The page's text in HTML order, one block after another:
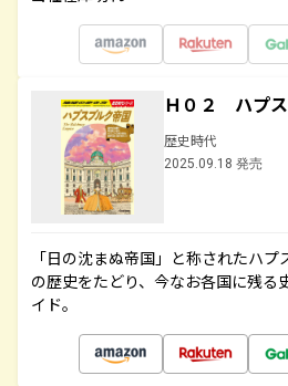
Ｈ０２ ハプ
歴史時代
2025.09.18 発売
「日の沈まぬ帝国」と称されたハ
の歴史をたどり、今なお各国に残る
イド。